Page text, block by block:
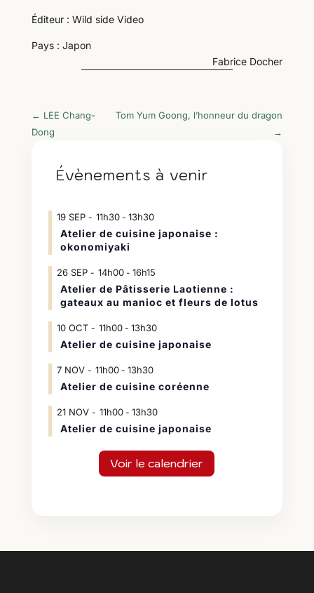
Éditeur : Wild side Video
Pays : Japon
Fabrice Docher
← LEE Chang-
Dong
Tom Yum Goong, l’honneur du dragon
→
Évènements à venir
19 SEP 11h30- 13h30
Atelier de cuisine japonaise :
okonomiyaki
26 SEP 14h00- 16h15
Atelier de Pâtisserie Laotienne :
gateaux au manioc et fleurs de lotus
10 OCT 11h00- 13h30
Atelier de cuisine japonaise
7 NOV 11h00- 13h30
Atelier de cuisine coréenne
21 NOV 11h00- 13h30
Atelier de cuisine japonaise
Voir le calendrier